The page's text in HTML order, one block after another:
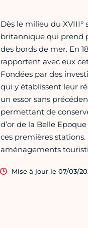
Dès le milieu du
britannique qui prend
des bords de mer. En
rapportent avec eux
Fondées par des
qui y établissent leur
un essor sans
permettant de
d’or de la Belle
ces premières stations.
aménagements
Mise à jour le 07/03/